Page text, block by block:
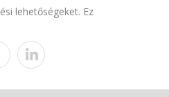
lehetőségeket. Ez